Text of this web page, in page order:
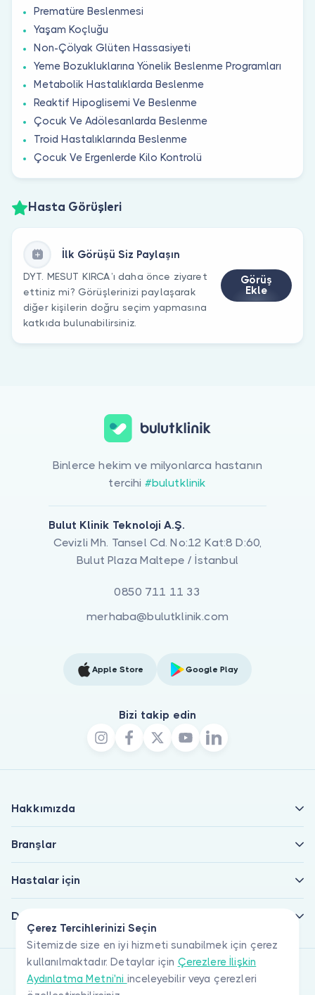
Prematüre Beslenmesi
Yaşam Koçluğu
Non-Çölyak Glüten Hassasiyeti
Yeme Bozukluklarına Yönelik Beslenme Programları
Metabolik Hastalıklarda Beslenme
Reaktif Hipoglisemi Ve Beslenme
Çocuk Ve Adölesanlarda Beslenme
Troid Hastalıklarında Beslenme
Çocuk Ve Ergenlerde Kilo Kontrolü
Hasta Görüşleri
İlk Görüşü Siz Paylaşın
DYT. MESUT KIRCA’ı daha önce ziyaret
ettiniz mi? Görüşlerinizi paylaşarak
diğer kişilerin doğru seçim yapmasına
katkıda bulunabilirsiniz.
Görüş
Ekle
Çerez Tercihlerinizi Seçin
Sitemizde size en iyi hizmeti sunabilmek için çerez
kullanılmaktadır. Detaylar için Çerezlere İlişkin
Aydınlatma Metni'ni inceleyebilir veya çerezleri
Binlerce hekim ve milyonlarca hastanın
tercihi #bulutklinik
Bulut Klinik Teknoloji A.Ş.
Cevizli Mh. Tansel Cd. No:12 Kat:8 D:60,
Bulut Plaza Maltepe / İstanbul
0850 711 11 33
merhaba@bulutklinik.com
Apple Store Google Play
Bizi takip edin
Hakkımızda
Branşlar
Hastalar için
Doktorlar için